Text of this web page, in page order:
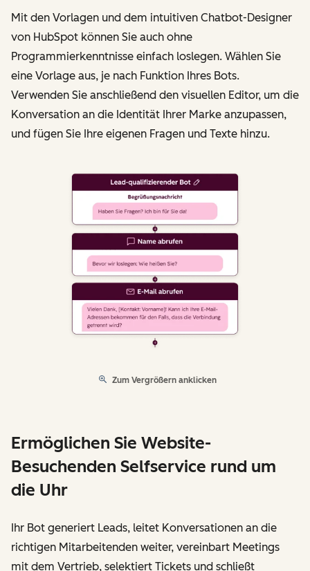
Mit den Vorlagen und dem intuitiven Chatbot-Designer
von HubSpot können Sie auch ohne
Programmierkenntnisse einfach loslegen. Wählen Sie
eine Vorlage aus, je nach Funktion Ihres Bots.
Verwenden Sie anschließend den visuellen Editor, um die
Konversation an die Identität Ihrer Marke anzupassen,
und fügen Sie Ihre eigenen Fragen und Texte hinzu.
Zum Vergrößern anklicken
Ermöglichen Sie Website-
Besuchenden Selfservice rund um
die Uhr
Ihr Bot generiert Leads, leitet Konversationen an die
richtigen Mitarbeitenden weiter, vereinbart Meetings
mit dem Vertrieb, selektiert Tickets und schließt